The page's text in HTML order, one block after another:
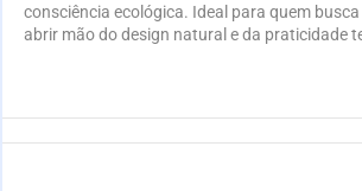
consciência ecológica. Ideal para quem
abrir mão do design natural e da praticidade